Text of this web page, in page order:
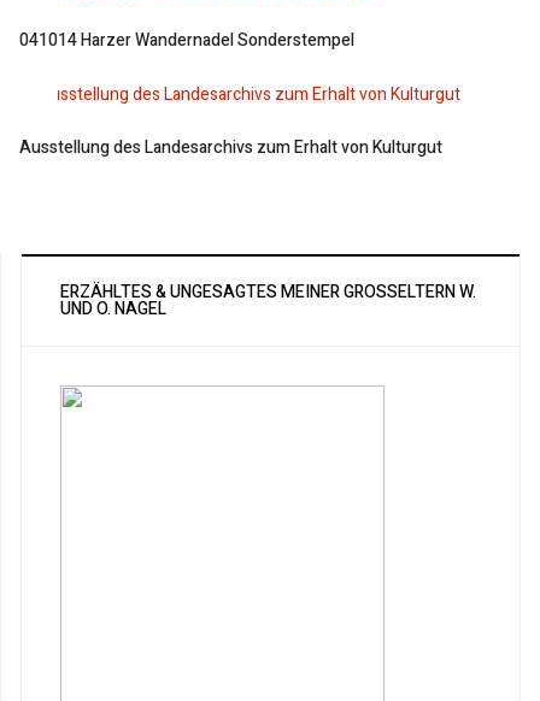
041014 Harzer Wandernadel Sonderstempel
Ausstellung des Landesarchivs zum Erhalt von Kulturgut
ERZÄHLTES & UNGESAGTES MEINER GROSSELTERN W. U
ND O. NAGEL